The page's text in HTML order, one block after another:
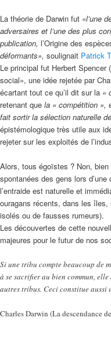
La théorie de Darwin fut «l’une
adversaires et l’une des plus
publication, l’Origine des
déformants», soulignait Patrick
Le principal fut Herbert Spencer
social», une idée rejetée par
écartant tout ce qu’il dit sur la «
retenant que la « compétition »,
fait sortir la sélection naturelle
épistémologique très utile aux
rejeter sur les exploités de
Alors, tous égoïstes ? Non,
spontanées des gens lors
l’entraide est naturelle et
ouragans récents, dans les
isolés ou de fausses rumeurs).
Les découvertes de cette
majeures pour le futur de nos
Si une tribu compte beaucoup de
à se sacrifier au bien commun,
autres tribus. Ceci constitue aussi
Charles Darwin (La descendance